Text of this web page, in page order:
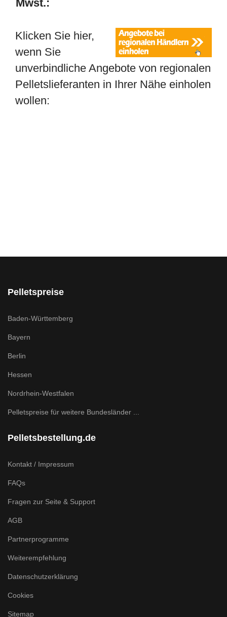
Mwst.:
Klicken Sie hier,
wenn Sie
unverbindliche Angebote von regionalen
Pelletslieferanten in Ihrer Nähe einholen
wollen:
Pelletspreise
Baden-Württemberg
Bayern
Berlin
Hessen
Nordrhein-Westfalen
Pelletspreise für weitere Bundesländer ...
Pelletsbestellung.de
Kontakt / Impressum
FAQs
Fragen zur Seite & Support
AGB
Partnerprogramme
Weiterempfehlung
Datenschutzerklärung
Cookies
Sitemap